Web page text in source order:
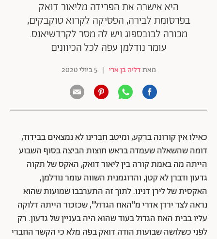
היא אישרה את הפרידה מליאור דואק
בפרסומת לבירה, הפסיקה לקרוא טוקבקים,
מכורה לבובספוג ויש לה מסר לקרדשיאנס.
עומר נודלמן עפה לכל הכיוונים
מאתדליה בן ארי | 5 ביולי 2020
כאילו אין קורונה ברקע, ומיטב חברינו לא נמצאים בבידוד,
דומה שהשאלה שעמדה בראש חוצות הביצה בסוף השבוע
הייתה מה באמת קורה בין ליאור דואק, האקס של תקוה
גדעון ודברן לא קטן, והדוגמנית השווה עומר נודלמן,
האקסית של לירן דנינו. לתוך זה התערבבו שמועות שהוא
נראה לצד ירדן אדרי מ"האח הגדול", שכזכור הייתה דלוקה
עליו בבית האח הגדול בעוד שהוא היה בעניין של גדעון. רק
לפני כשלושה שבועות הודה דואק בפה מלא כי הקשר החברי